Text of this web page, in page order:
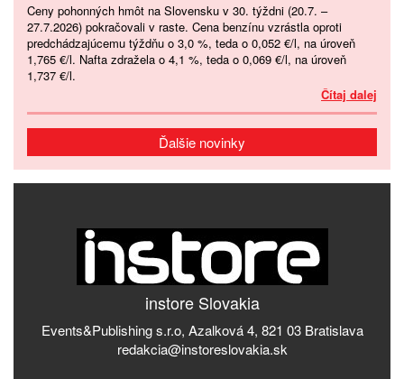
Ceny pohonných hmôt na Slovensku v 30. týždni (20.7. –
27.7.2026) pokračovali v raste. Cena benzínu vzrástla oproti
predchádzajúcemu týždňu o 3,0 %, teda o 0,052 €/l, na úroveň
1,765 €/l. Nafta zdražela o 4,1 %, teda o 0,069 €/l, na úroveň
1,737 €/l.
Čítaj dalej
Ďalšie novinky
instore Slovakia
Events&Publishing s.r.o, Azalková 4, 821 03 Bratislava
redakcia@instoreslovakia.sk